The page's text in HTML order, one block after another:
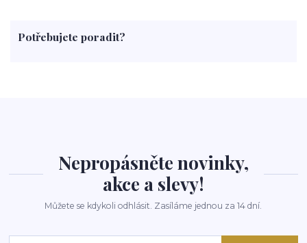
rohlíky
grilování čaj
Potřebujete poradit?
Nepropásněte novinky,
akce a slevy!
Můžete se kdykoli odhlásit. Zasíláme jednou za 14 dní.